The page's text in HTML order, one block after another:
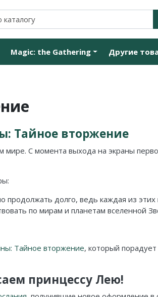
Magic: the Gathering Другие
Тайное вторжение
С момента выхода на экраны
продолжать долго, ведь каждая из
по мирам и планетам вселенной
Тайное вторжение, который
принцессу Лею!